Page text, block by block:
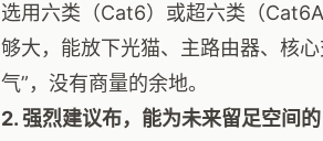
选用六类（Cat6）或超六类（
够大，能放下光猫、主路由器、核
气”，没有商量的余地。
2. 强烈建议布，能为未来留足空间